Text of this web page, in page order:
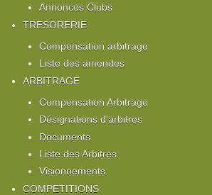
Annonces Clubs
TRESORERIE
Compensation arbitrage
Liste des amendes
ARBITRAGE
Compensation Arbitrage
Désignations d'arbitres
Documents
Liste des Arbitres
Visionnements
COMPETITIONS